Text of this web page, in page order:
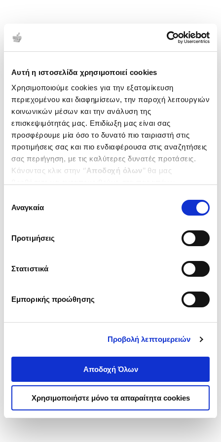
Αυτή η ιστοσελίδα χρησιμοποιεί cookies
Χρησιμοποιούμε cookies για την εξατομίκευση
περιεχομένου και διαφημίσεων, την παροχή λειτουργιών
κοινωνικών μέσων και την ανάλυση της
επισκεψιμότητάς μας. Επιδίωξη μας είναι σας
προσφέρουμε μία όσο το δυνατό πιο ταιριαστή στις
προτιμήσεις σας και πιο ενδιαφέρουσα στις αναζητήσεις
σας περιήγηση, με τις καλύτερες δυνατές προτάσεις.
Κάνοντας κλικ στην ‘’Αποδοχή όλων’’ θα μας
ενδιαφέρουν και να επιλέξετε από τα παρακάτω με την
΄΄και να ενημερωθείτε σχετικά με
συγκατάθεσης
Αναγκαία
Προτιμήσεις
Στατιστικά
Εμπορικής προώθησης
Προβολή λεπτομερειών
Αποδοχή Όλων
Χρησιμοποιήστε μόνο τα απαραίτητα cookies